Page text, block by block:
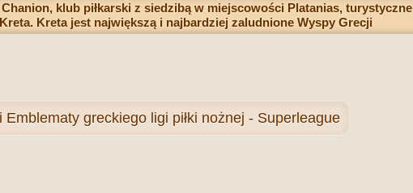
klub piłkarski z siedzibą w miejscowości Platanias, turystyczne
Kreta jest największą i najbardziej zaludnione Wyspy Grecji
Emblematy greckiego ligi piłki nożnej - Superleague